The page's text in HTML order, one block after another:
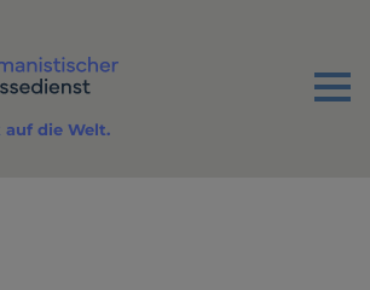
Menu
auf die Welt.